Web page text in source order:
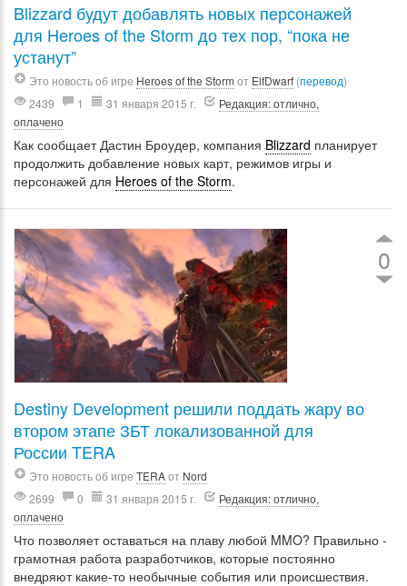
Blizzard будут добавлять новых персонажей
для Heroes of the Storm до тех пор, “пока не
устанут”
Это новость об игре Heroes of the Storm от ElfDwarf (перевод)
2439
1 31 января 2015 г.
Редакция: отлично,
оплачено
Как сообщает Дастин Броудер, компания Blizzard планирует
продолжить добавление новых карт, режимов игры и
персонажей для Heroes of the Storm.
0
Destiny Development решили поддать жару во
втором этапе ЗБТ локализованной для
России TERA
Это новость об игре TERAот Nord
2699
0 31 января 2015 г.
Редакция: отлично,
оплачено
Что позволяет оставаться на плаву любой MMO? Правильно -
грамотная работа разработчиков, которые постоянно
внедряют какие-то необычные события или происшествия.